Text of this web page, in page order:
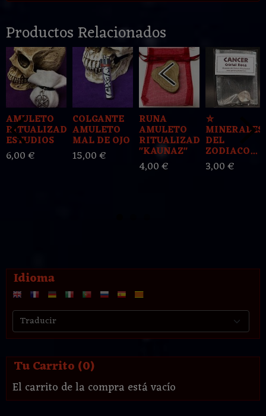
Idioma
Tu Carrito (0)
El carrito de la compra está vacío
Productos Relacionados
AMULETO
RITUALIZADO
ESTUDIOS
6,00 €
COLGANTE
AMULETO
MAL DE OJO
15,00 €
RUNA
AMULETO
RITUALIZADO
"KAUNAZ"
4,00 €
⛤
MINERALES
DEL
ZODIACO...
3,00 €